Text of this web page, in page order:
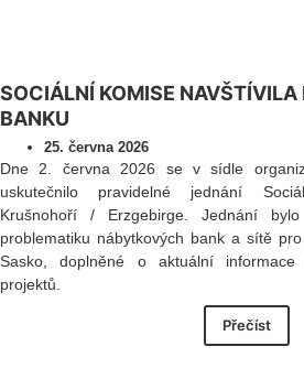
SOCIÁLNÍ KOMISE NAVŠTÍVILA
BANKU
25. června 2026
Dne 2. června 2026 se v sídle
uskutečnilo pravidelné jednání
Krušnohoří / Erzgebirge. Jednání
problematiku nábytkových bank a sítě
Sasko, doplněné o aktuální
projektů.
Přečíst